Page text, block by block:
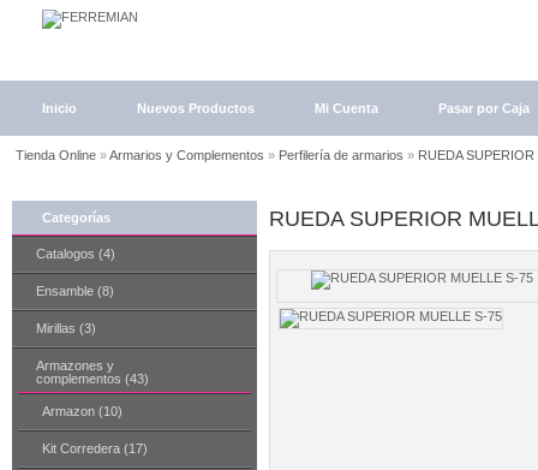
Inicio Nuevos Productos Mi Cuenta Pasar por Caja
Tienda Online»Armarios y Complementos » Perfilería de armarios » RUEDA
Categorías
Catalogos (4)
Ensamble (8)
Mirillas (3)
Armazones y
complementos (43)
Armazon (10)
Kit Corredera (17)
RUEDA SUPERIOR